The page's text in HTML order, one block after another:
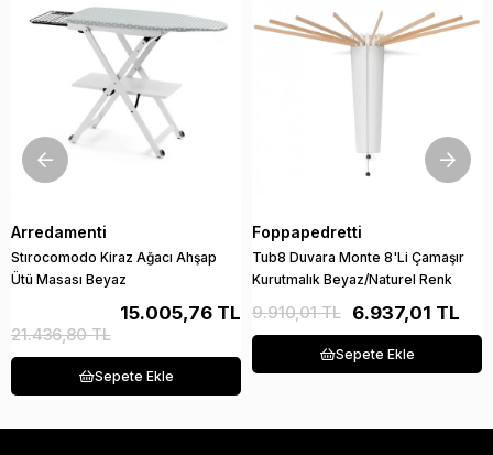
Arredamenti
Stırocomodo Kiraz Ağacı Ahşap
Ütü Masası Beyaz
15.005,76 TL
21.436,80 TL
Sepete Ekle
Foppapedretti
Tub8 Duvara Monte 8'Li Çamaşır
Kurutmalık Beyaz/Naturel Renk
6.937,01 TL
9.910,01 TL
Sepete Ekle